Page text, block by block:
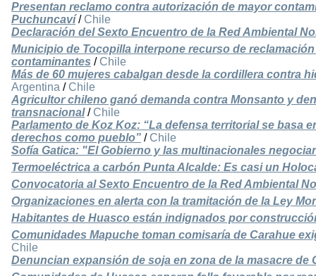
Presentan reclamo contra autorización de mayor
Puchuncaví/ Chile
Declaración del Sexto Encuentro de la Red Ambiental
Municipio de Tocopilla interpone recurso de
contaminantes / Chile
Más de 60 mujeres cabalgan desde la cordillera contra
Argentina / Chile
Agricultor chileno ganó demanda contra Monsanto y
transnacional/ Chile
Parlamento de Koz Koz: “La defensa territorial se basa
derechos como pueblo” / Chile
Sofía Gatica: "El Gobierno y las multinacionales
Termoeléctrica a carbón Punta Alcalde: Es casi un
Convocatoria al Sexto Encuentro de la Red Ambiental
Organizaciones en alerta con la tramitación de la Ley
Habitantes de Huasco están indignados por
Comunidades Mapuche toman comisaría de Carahue
Chile
Denuncian expansión de soja en zona de la masacre de